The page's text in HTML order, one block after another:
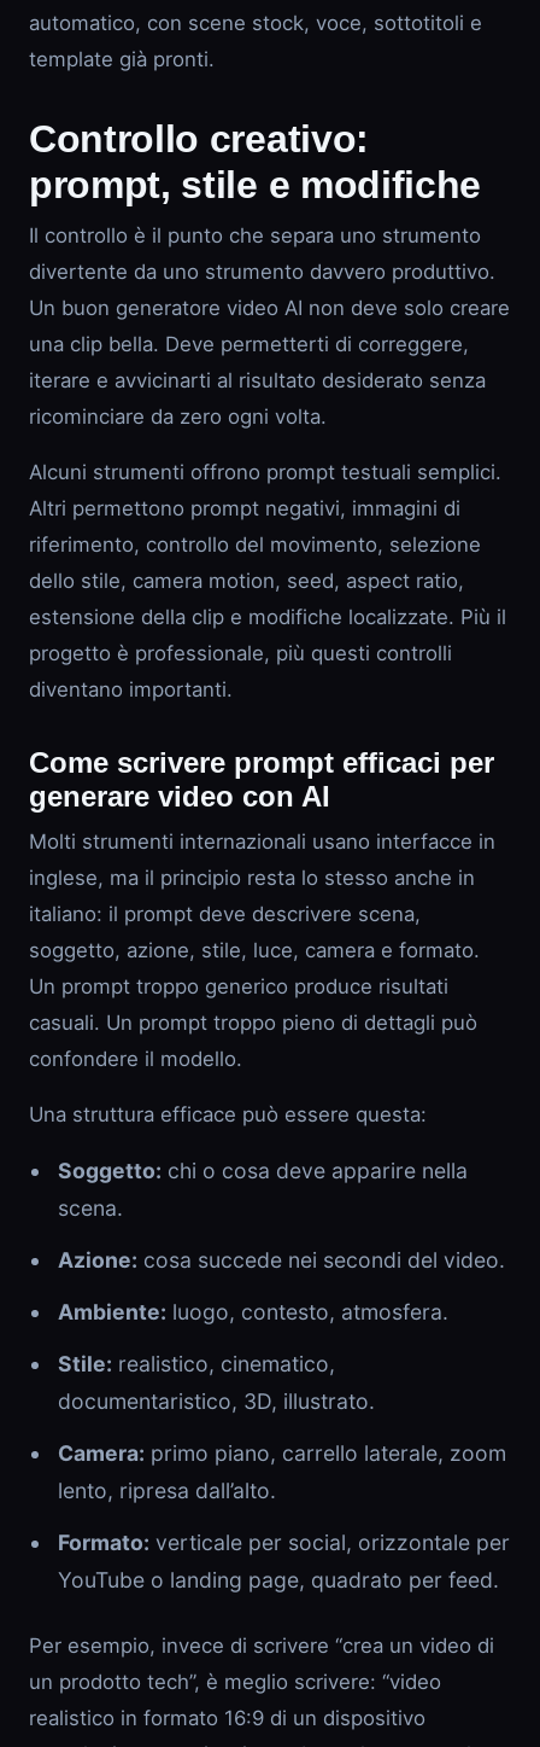
automatico, con scene stock, voce, sottotitoli e
template già pronti.
Controllo creativo:
prompt, stile e modifiche
Il controllo è il punto che separa uno strumento
divertente da uno strumento davvero produttivo.
Un buon generatore video AI non deve solo creare
una clip bella. Deve permetterti di correggere,
iterare e avvicinarti al risultato desiderato senza
ricominciare da zero ogni volta.
Alcuni strumenti offrono prompt testuali semplici.
Altri permettono prompt negativi, immagini di
riferimento, controllo del movimento, selezione
dello stile, camera motion, seed, aspect ratio,
estensione della clip e modifiche localizzate. Più il
progetto è professionale, più questi controlli
diventano importanti.
Come scrivere prompt efficaci per
generare video con AI
Molti strumenti internazionali usano interfacce in
inglese, ma il principio resta lo stesso anche in
italiano: il prompt deve descrivere scena,
soggetto, azione, stile, luce, camera e formato.
Un prompt troppo generico produce risultati
casuali. Un prompt troppo pieno di dettagli può
confondere il modello.
Una struttura efficace può essere questa:
Soggetto: chi o cosa deve apparire nella
scena.
Azione: cosa succede nei secondi del video.
Ambiente: luogo, contesto, atmosfera.
Stile: realistico, cinematico,
documentaristico, 3D, illustrato.
Camera: primo piano, carrello laterale, zoom
lento, ripresa dall’alto.
Formato: verticale per social, orizzontale per
YouTube o landing page, quadrato per feed.
Per esempio, invece di scrivere “crea un video di
un prodotto tech”, è meglio scrivere: “video
realistico in formato 16:9 di un dispositivo